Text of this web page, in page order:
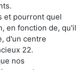
et pourront quel
en fonction de, qu'il
d'un centre
22.
nos